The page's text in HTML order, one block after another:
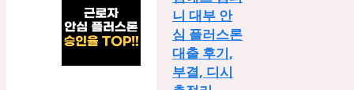
니 대부 안
심 플러스론
대출 후기,
부결, 디시